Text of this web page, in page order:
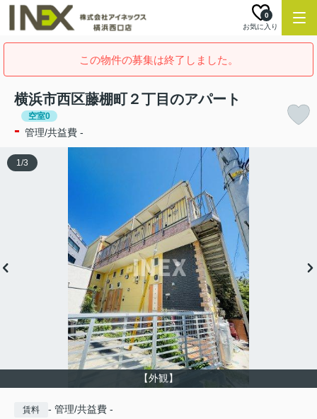
お気に入り
0
この物件の募集は終了しました。
横浜市西区藤棚町２丁目のアパート
空室0
- 管理/共益費 -
【外観】
1/3
賃料 - 管理/共益費 -